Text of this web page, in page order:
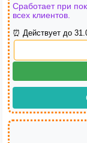
Сработает при
всех клиентов.
⏰ Действует до